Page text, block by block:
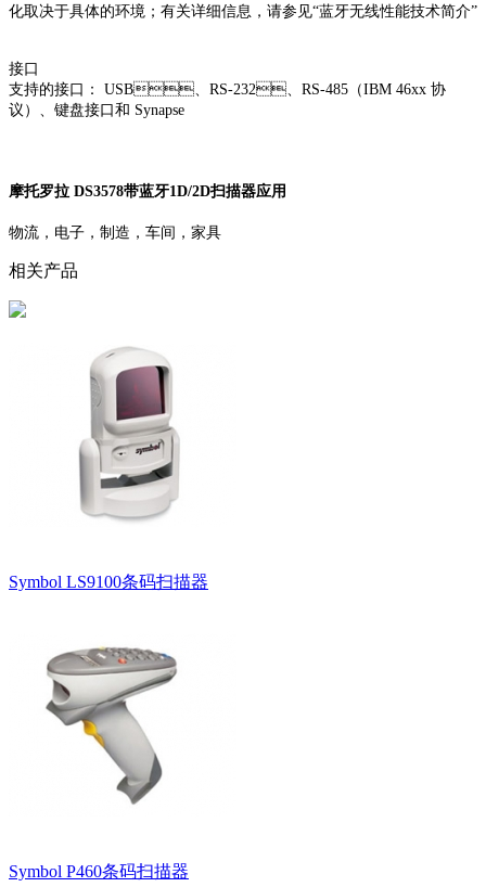
化取决于具体的环境；有关详细信息，请参见“蓝牙无线性能技术简介”
接口
支持的接口： USB、RS-232、RS-485（IBM 46xx 协
议）、键盘接口和 Synapse
摩托罗拉 DS3578带蓝牙1D/2D扫描器应用
物流，电子，制造，车间，家具
相关产品
Symbol LS9100条码扫描器
Symbol P460条码扫描器